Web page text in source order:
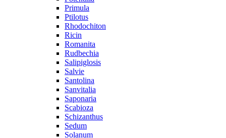
Primula
Ptilotus
Rhodochiton
Ricin
Romanita
Rudbechia
Salipiglosis
Salvie
Santolina
Sanvitalia
Saponaria
Scabioza
Schizanthus
Sedum
Solanum